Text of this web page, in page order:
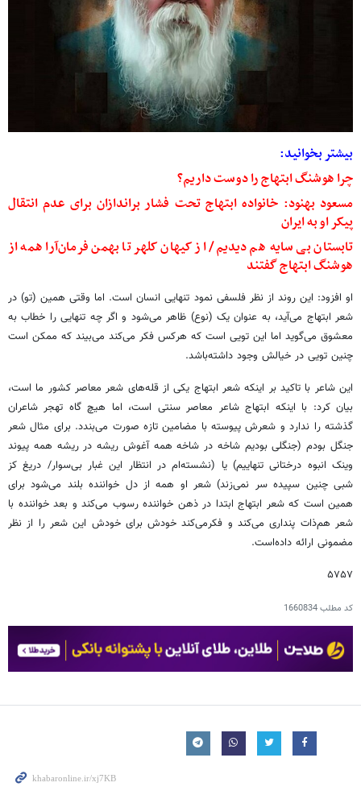
بیشتر بخوانید:
چرا هوشنگ ابتهاج را دوست داریم؟
مسعود بهنود: خانواده ابتهاج تحت فشار براندازان برای عدم انتقال
پیکر او به ایران
تابستان بی سایه‌ هم دیدیم/ از کیهان کلهر تا بهمن فرمان‌آرا همه از
هوشنگ ابتهاج گفتند
او افزود: این روند از نظر فلسفی نمود تنهایی انسان است. اما وقتی همین (تو) در
شعر ابتهاج می‌آید، به عنوان یک (نوع) ظاهر می‌شود و اگر چه تنهایی را خطاب به
معشوق می‌گوید اما این تویی است که هرکس فکر می‌کند می‌بیند که ممکن است
چنین تویی در خیالش وجود داشته‌باشد.
این شاعر با تاکید بر اینکه شعر ابتهاج یکی از قله‌های شعر معاصر کشور ما است،
بیان کرد: با اینکه ابتهاج شاعر معاصر سنتی است، اما هیچ گاه تهجر شاعران
گذشته را ندارد و شعرش پیوسته با مضامین تازه صورت می‌بندد. برای مثال شعر
جنگل بودم (جنگلی بودیم شاخه در شاخه همه آغوش ریشه در ریشه همه پیوند
وینک انبوه درختانی تنهاییم) یا (نشسته‌ام در انتظار این غبار بی‌سوار/ دریغ کز
شبی چنین سپیده سر نمی‌زند) شعر او همه از دل خواننده بلند می‌شود برای
همین است که شعر ابتهاج ابتدا در ذهن خواننده رسوب می‌کند و بعد خواننده با
شعر هم‌ذات پنداری می‌کند و فکرمی‌کند خودش برای خودش این شعر را از نظر
مضمونی ارائه داده‌است.
۵۷۵۷
کد مطلب1660834